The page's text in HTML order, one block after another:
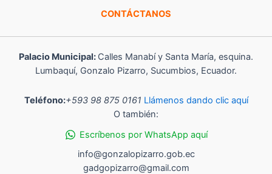
CONTÁCTANOS
Palacio Municipal: Calles Manabí y Santa María, esquina.
Lumbaquí, Gonzalo Pizarro, Sucumbios, Ecuador.
Teléfono:+593 98 875 0161 Llámenos dando clic aquí
O también:
Escríbenos por WhatsApp aquí
info@gonzalopizarro.gob.ec
gadgopizarro@gmail.com